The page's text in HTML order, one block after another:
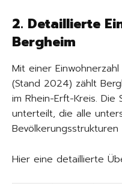
2. Detaillierte
Bergheim
Mit einer Einwohnerzahl
(Stand 2024) zählt
im Rhein-Erft-Kreis.
unterteilt, die alle
Bevölkerungsstrukturen
Hier eine detaillierte